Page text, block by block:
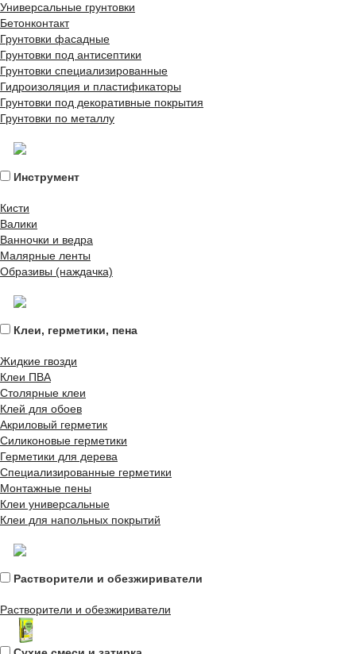
Универсальные грунтовки
Бетонконтакт
Грунтовки фасадные
Грунтовки под антисептики
Грунтовки специализированные
Гидроизоляция и пластификаторы
Грунтовки под декоративные покрытия
Грунтовки по металлу
Инструмент
Кисти
Валики
Ванночки и ведра
Малярные ленты
Образивы (наждачка)
Клеи, герметики, пена
Жидкие гвозди
Клеи ПВА
Столярные клеи
Клей для обоев
Акриловый герметик
Силиконовые герметики
Герметики для дерева
Специализированные герметики
Монтажные пены
Клеи универсальные
Клеи для напольных покрытий
Растворители и обезжириватели
Растворители и обезжириватели